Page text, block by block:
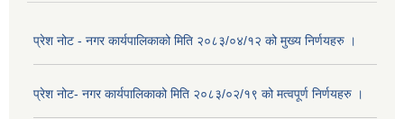
प्रेश नोट - नगर कार्यपालिकाको मिति २०८३/०४/१२ को मुख्य निर्णयहरु ।
प्रेश नोट- नगर कार्यपालिकाको मिति २०८३/०२/१९ को मत्वपूर्ण निर्णयहरु ।